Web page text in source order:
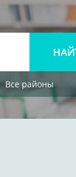
Все районы